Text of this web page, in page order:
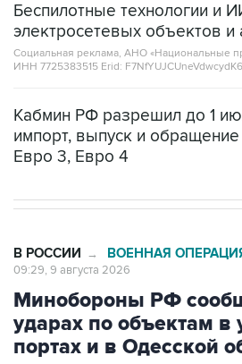
Беспилотные технологии и
электросетевых объектов и
Социальная реклама, АНО «Национальные
ИНН 7725383515 Erid:
Кабмин РФ разрешил до 1
импорт, выпуск и
Евро 3, Евро 4
В РОССИИ → ВОЕННАЯ
09:29, 9 августа 2026
Минобороны РФ
ударах по объектам в
портах и в Одесской